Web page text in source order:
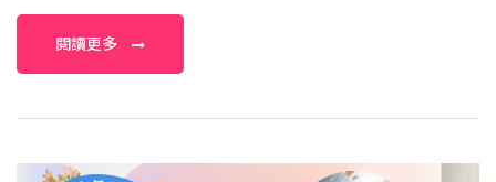
閱讀更多